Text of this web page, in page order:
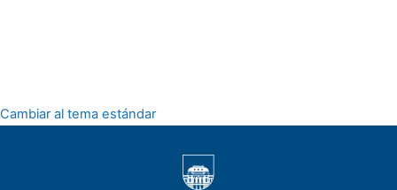
Cambiar al tema estándar